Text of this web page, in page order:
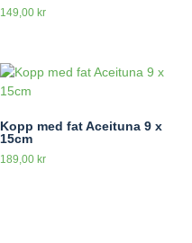
149,00 kr
Kopp med fat Aceituna 9 x
15cm
189,00 kr